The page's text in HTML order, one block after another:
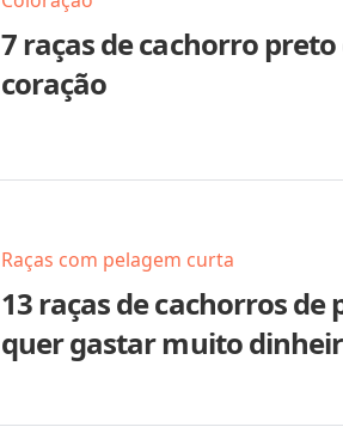
7 raças de cachorro
coração
Raças com pelagem curta
13 raças de cachorros
quer gastar muito